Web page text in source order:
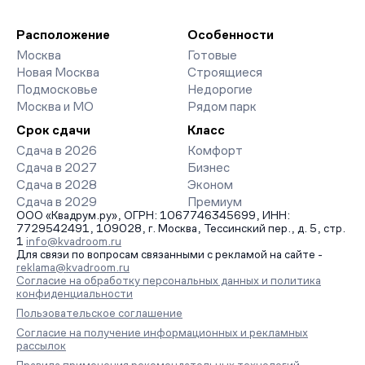
организует просмотр и поможет одобрить ипотеку по
минимальной ставке. Чтобы зафиксировать цену, оставьте
заявку на обратный звонок.
Расположение
Москва
Новая Москва
Подмосковье
Москва и МО
Особенности
Готовые
Строящиеся
Недорогие
Рядом парк
Срок сдачи
Сдача в 2026
Сдача в 2027
Сдача в 2028
Сдача в 2029
Класс
Комфорт
Бизнес
Эконом
Премиум
ООО «Квадрум.ру», ОГРН: 1067746345699, ИНН:
7729542491, 109028, г. Москва, Тессинский пер., д. 5, стр.
1 info@kvadroom.ru
Для связи по вопросам связанными с рекламой на сайте -
reklama@kvadroom.ru
Согласие на обработку персональных данных и политика
конфиденциальности
Пользовательское соглашение
Согласие на получение информационных и рекламных
рассылок